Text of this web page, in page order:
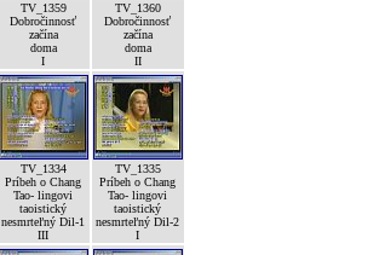
TV_1359
Dobročinnosť
začína
doma
I
TV_1360
Dobročinnosť
začína
doma
II
TV_1334
Príbeh o Chang
Tao- lingovi
taoistický
nesmrteľný Dil-1
III
TV_1335
Príbeh o Chang
Tao- lingovi
taoistický
nesmrteľný Dil-2
I